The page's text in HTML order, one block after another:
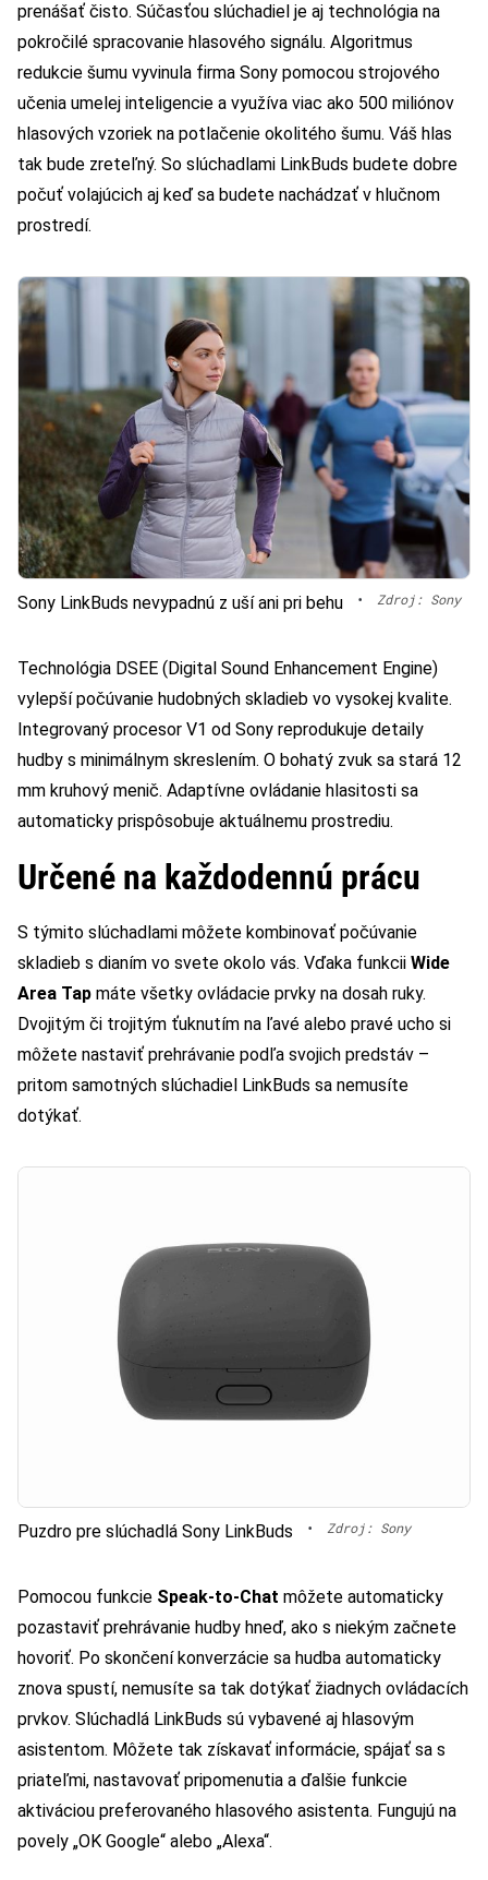
prenášať čisto. Súčasťou slúchadiel je aj technológia na
pokročilé spracovanie hlasového signálu. Algoritmus
redukcie šumu vyvinula firma Sony pomocou strojového
učenia umelej inteligencie a využíva viac ako 500 miliónov
hlasových vzoriek na potlačenie okolitého šumu. Váš hlas
tak bude zreteľný. So slúchadlami LinkBuds budete dobre
počuť volajúcich aj keď sa budete nachádzať v hlučnom
prostredí.
Sony LinkBuds nevypadnú z uší ani pri behu • Zdroj: Sony
Technológia DSEE (Digital Sound Enhancement Engine)
vylepší počúvanie hudobných skladieb vo vysokej kvalite.
Integrovaný procesor V1 od Sony reprodukuje detaily
hudby s minimálnym skreslením. O bohatý zvuk sa stará 12
mm kruhový menič. Adaptívne ovládanie hlasitosti sa
automaticky prispôsobuje aktuálnemu prostrediu.
Určené na každodennú prácu
S týmito slúchadlami môžete kombinovať počúvanie
skladieb s dianím vo svete okolo vás. Vďaka funkcii Wide
Area Tap máte všetky ovládacie prvky na dosah ruky.
Dvojitým či trojitým ťuknutím na ľavé alebo pravé ucho si
môžete nastaviť prehrávanie podľa svojich predstáv –
pritom samotných slúchadiel LinkBuds sa nemusíte
dotýkať.
Puzdro pre slúchadlá Sony LinkBuds • Zdroj: Sony
Pomocou funkcie Speak-to-Chat môžete automaticky
pozastaviť prehrávanie hudby hneď, ako s niekým začnete
hovoriť. Po skončení konverzácie sa hudba automaticky
znova spustí, nemusíte sa tak dotýkať žiadnych ovládacích
prvkov. Slúchadlá LinkBuds sú vybavené aj hlasovým
asistentom. Môžete tak získavať informácie, spájať sa s
priateľmi, nastavovať pripomenutia a ďalšie funkcie
aktiváciou preferovaného hlasového asistenta. Fungujú na
povely „OK Google“ alebo „Alexa“.